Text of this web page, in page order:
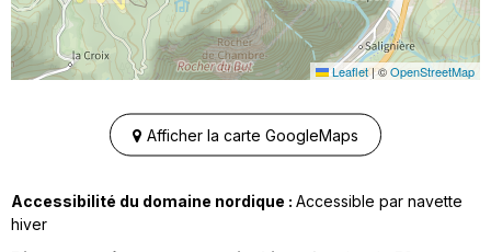
Leaflet|©OpenStreetMap
Afficher la carte GoogleMaps
Accessibilité du domaine nordique : Accessible par navette
hiver